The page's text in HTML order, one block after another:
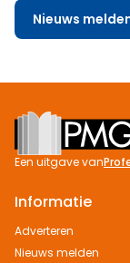
Nieuws
Footer
Een uitgave van
Informatie
Adverteren
Nieuws melden